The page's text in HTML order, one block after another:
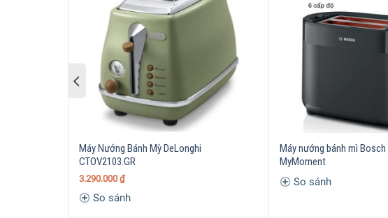
Máy có 7 cấp độ nướng có thể điều chỉnh tùy theo nhu cầu.
Với công nghệ bảo vệ quá nhiệt, máy sẽ dừng quá trình
Chức năng nâng giúp loại bỏ các vụn bánh mì nhỏ hơn
Ba phím chức năng trên máy: Nút “rã đông” dành cho
Giá để nướng của máy nướng bánh mì tích hợp giúp bạn
Máy Nướng Bánh Mỳ DeLonghi
CTOV2103.GR
3.290.000 ₫
So sánh
Máy nướng bánh mì Bosch
MyMoment
So sánh